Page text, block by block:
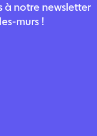
à notre newsletter
murs !